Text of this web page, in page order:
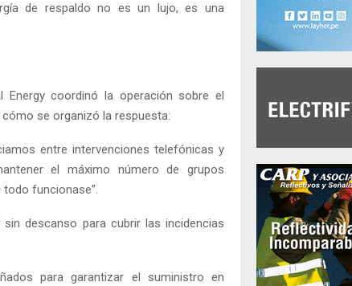
de respaldo no es un lujo, es una
Energy coordinó la operación sobre el
se organizó la respuesta:
entre intervenciones telefónicas y
el máximo número de grupos
funcionase”.
descanso para cubrir las incidencias
para garantizar el suministro en